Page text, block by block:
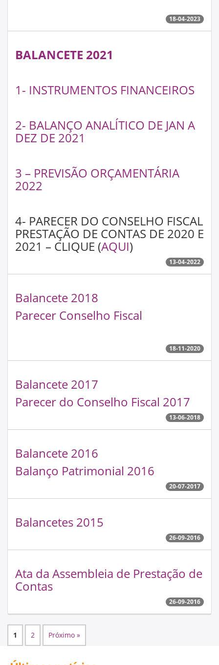
18-04-2023
BALANCETE 2021
1- INSTRUMENTOS FINANCEIROS
2- BALANÇO ANALÍTICO DE JAN A
DEZ DE 2021
3 – PREVISÃO ORÇAMENTÁRIA
2022
4- PARECER DO CONSELHO FISCAL
PRESTAÇÃO DE CONTAS DE 2020 E
2021 – CLIQUE (AQUI)
13-04-2022
Balancete 2018
Parecer Conselho Fiscal
18-11-2020
Balancete 2017
Parecer do Conselho Fiscal 2017
13-06-2018
Balancete 2016
Balanço Patrimonial 2016
20-07-2017
Balancetes 2015
26-09-2016
Ata da Assembleia de Prestação de
Contas
26-09-2016
1 2 Próximo »